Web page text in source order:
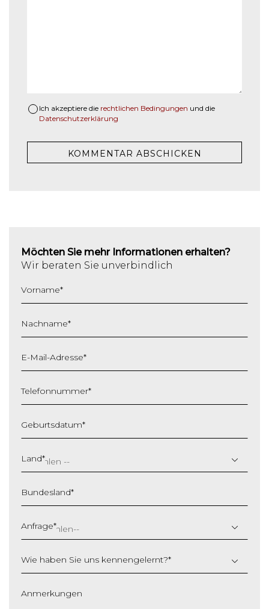
Ich akzeptiere die rechtlichen Bedingungen und die
Datenschutzerklärung
Möchten Sie mehr Informationen erhalten?
Wir beraten Sie unverbindlich
Vorname*
Nachname*
E-Mail-Adresse*
Telefonnummer*
Geburtsdatum*
T
S
h
ä
g
t
r
i
Land*
Bundesland*
Anfrage*
Wie haben Sie uns kennengelernt?*
Anmerkungen